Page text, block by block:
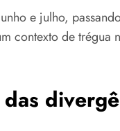
e julho,
contexto de